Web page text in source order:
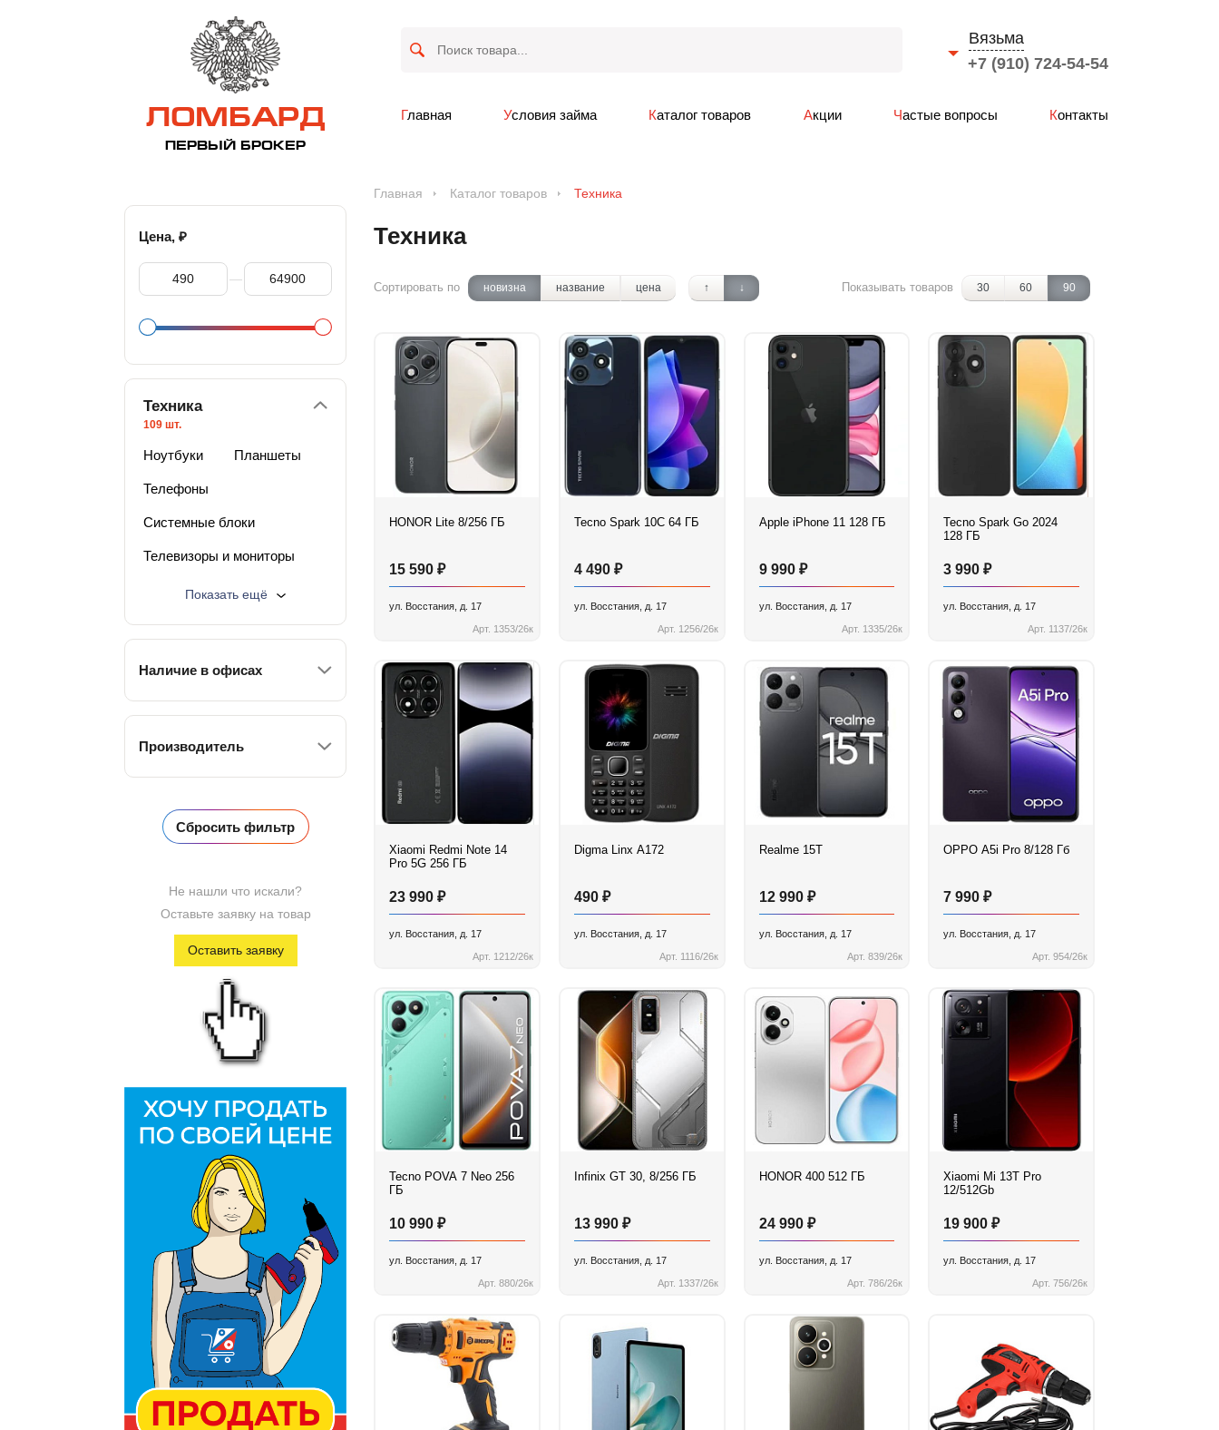
ЛОМБАРД
ПЕРВЫЙ БРОКЕР
Вязьма
+7 (910) 724-54-54
Главная Условия займа Каталог товаров Акции Частые вопросы Контакты
Главная Каталог товаров Техника
Цена, ₽
—
Техника
109 шт.
Ноутбуки Планшеты
Телефоны
Системные блоки
Телевизоры и мониторы
Фотоаппараты Разное
Лучшая цена
Показать ещё
Наличие в офисах
Производитель
Не нашли что искали?
Оставьте заявку на товар
Оставить заявку
Техника
Сортировать по новизна название цена ↑ ↓ Показывать товаров 30 60 90
HONOR Lite 8/256 ГБ
15 590 ₽
ул. Восстания, д. 17
Арт. 1353/26к
Tecno Spark 10C 64 ГБ
4 490 ₽
ул. Восстания, д. 17
Арт. 1256/26к
Apple iPhone 11 128 ГБ
9 990 ₽
ул. Восстания, д. 17
Арт. 1335/26к
Tecno Spark Go 2024
128 ГБ
3 990₽
ул. Восстания, д. 17
Арт. 1137/26к
Xiaomi Redmi Note 14
Pro 5G 256 ГБ
23 990 ₽
ул. Восстания, д. 17
Арт. 1212/26к
Digma Linx A172
490 ₽
ул. Восстания, д. 17
Арт. 1116/26к
Realme 15T
12 990 ₽
ул. Восстания, д. 17
Арт. 839/26к
OPPO A5i Pro 8/128 Гб
7 990₽
ул. Восстания, д. 17
Арт. 954/26к
Tecno POVA 7 Neo 256
ГБ
10 990 ₽
ул. Восстания, д. 17
Арт. 880/26к
Infinix GT 30, 8/256 ГБ
13 990 ₽
ул. Восстания, д. 17
Арт. 1337/26к
HONOR 400 512 ГБ
24 990 ₽
ул. Восстания, д. 17
Арт. 786/26к
Xiaomi Mi 13T Pro
12/512Gb
19 900₽
ул. Восстания, д. 17
Арт. 756/26к